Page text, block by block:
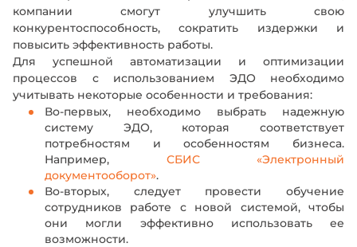
компании смогут улучшить свою
конкурентоспособность, сократить издержки и
повысить эффективность работы.
Для успешной автоматизации и оптимизации
процессов с использованием ЭДО необходимо
учитывать некоторые особенности и требования:
Во-первых, необходимо выбрать надежную
систему ЭДО, которая соответствует
потребностям и особенностям бизнеса.
Например, СБИС «Электронный
документооборот».
Во-вторых, следует провести обучение
сотрудников работе с новой системой, чтобы
они могли эффективно использовать ее
возможности.
Введите ваше имя
Номер телефона
Номер
e-mail
Оставить заявку
Заполняя форму, я принимаю
условия передачи
информации и подтверждаю, что ознакомлен и согласен с
пользовательским соглашением
Введите ваше имя
Номер телефона
Номер
e-mail
Оставить заявку
Заполняя форму, я принимаю
условия передачи
информации и подтверждаю, что ознакомлен и согласен с
пользовательским соглашением